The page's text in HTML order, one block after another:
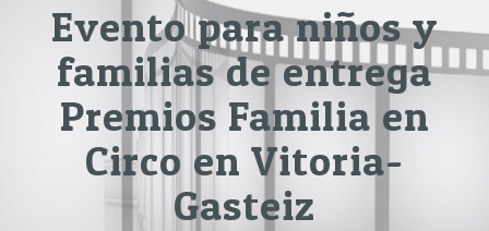
Evento para niños y
familias de entrega
Premios Familia en
Circo en Vitoria-
Gasteiz